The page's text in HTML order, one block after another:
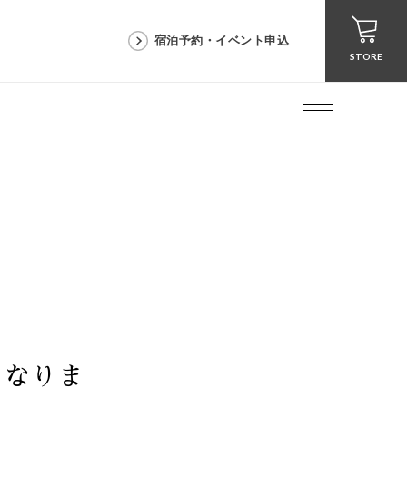
STORE
宿泊予約・イベント申込
りま